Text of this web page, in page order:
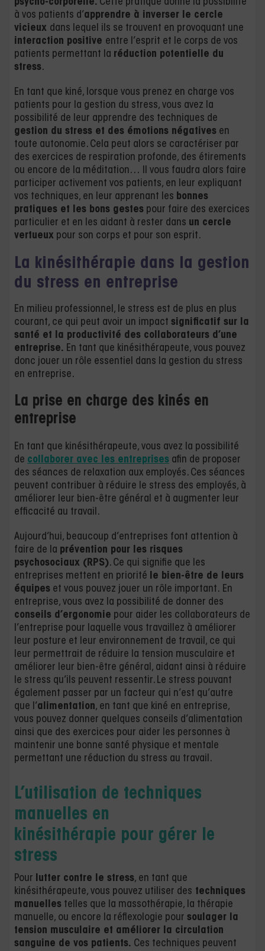
psycho-corporelle. Cette pratique donne la possibilité
à vos patients d’apprendre à inverser le cercle
vicieux dans lequel ils se trouvent en provoquant une
interaction positive entre l’esprit et le corps de vos
patients permettant la réduction potentielle du
stress.
En tant que kiné, lorsque vous prenez en charge vos
patients pour la gestion du stress, vous avez la
possibilité de leur apprendre des techniques de
gestion du stress et des émotions négatives en
toute autonomie. Cela peut alors se caractériser par
des exercices de respiration profonde, des étirements
ou encore de la méditation… Il vous faudra alors faire
participer activement vos patients, en leur expliquant
vos techniques, en leur apprenant les bonnes
pratiques et les bons gestes pour faire des exercices
particulier et en les aidant à rester dans un cercle
vertueux pour son corps et pour son esprit.
La kinésithérapie dans la gestion
du stress en entreprise
En milieu professionnel, le stress est de plus en plus
courant, ce qui peut avoir un impact significatif sur la
santé et la productivité des collaborateurs d’une
entreprise. En tant que kinésithérapeute, vous pouvez
donc jouer un rôle essentiel dans la gestion du stress
en entreprise.
La prise en charge des kinés en
entreprise
En tant que kinésithérapeute, vous avez la possibilité
de collaborer avec les entreprises afin de proposer
des séances de relaxation aux employés. Ces séances
peuvent contribuer à réduire le stress des employés, à
améliorer leur bien-être général et à augmenter leur
efficacité au travail.
Aujourd’hui, beaucoup d’entreprises font attention à
faire de la prévention pour les risques
psychosociaux (RPS). Ce qui signifie que les
entreprises mettent en priorité le bien-être de leurs
équipes et vous pouvez jouer un rôle important. En
entreprise, vous avez la possibilité de donner des
conseils d’ergonomie pour aider les collaborateurs de
l’entreprise pour laquelle vous travaillez à améliorer
leur posture et leur environnement de travail, ce qui
leur permettrait de réduire la tension musculaire et
améliorer leur bien-être général, aidant ainsi à réduire
le stress qu’ils peuvent ressentir. Le stress pouvant
également passer par un facteur qui n’est qu’autre
que l’alimentation, en tant que kiné en entreprise,
vous pouvez donner quelques conseils d’alimentation
ainsi que des exercices pour aider les personnes à
maintenir une bonne santé physique et mentale
permettant une réduction du stress au travail.
L’utilisation de techniques
manuelles en
kinésithérapie pour gérer le
stress
Pour lutter contre le stress, en tant que
kinésithérapeute, vous pouvez utiliser des techniques
manuelles telles que la massothérapie, la thérapie
manuelle, ou encore la réflexologie pour soulager la
tension musculaire et améliorer la circulation
sanguine de vos patients. Ces techniques peuvent